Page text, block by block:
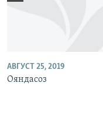
АВГУСТ 25, 2019
Ояндасоз